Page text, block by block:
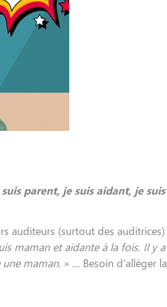
suis parent, je suis aidant, je suis
auditeurs (surtout des auditrices)
maman et aidante à la fois. Il y a
maman. » … Besoin d’alléger la